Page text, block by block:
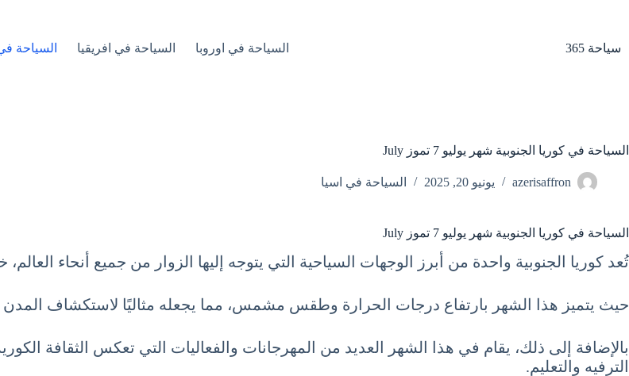
سياحة 365 السياحة في اوروبا السياحة في افريقيا السياحة
السياحة في كوريا الجنوبية شهر يوليو 7 تموز July
azerisaffron يونيو 20, 2025 السياحة في اسيا
السياحة في كوريا الجنوبية شهر يوليو 7 تموز July
تُعد كوريا الجنوبية واحدة من أبرز الوجهات السياحية التي يتوجه إليها الزوار من جميع أنحاء
حيث يتميز هذا الشهر بارتفاع درجات الحرارة وطقس مشمس، مما يجعله مثاليًا لاستكشاف المدن
بالإضافة إلى ذلك، يقام في هذا الشهر العديد من المهرجانات والفعاليات التي تعكس الثقافة
الترفيه والتعليم.